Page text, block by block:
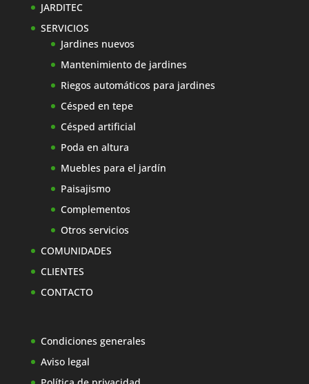
JARDITEC
SERVICIOS
Jardines nuevos
Mantenimiento de jardines
Riegos automáticos para jardines
Césped en tepe
Césped artificial
Poda en altura
Muebles para el jardín
Paisajismo
Complementos
Otros servicios
COMUNIDADES
CLIENTES
CONTACTO
Condiciones generales
Aviso legal